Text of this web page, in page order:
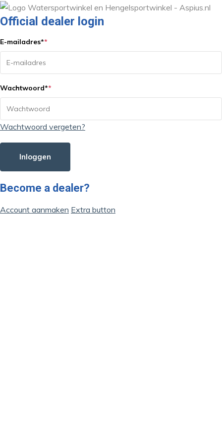
Official dealer login
E-mailadres**
Wachtwoord**
Wachtwoord vergeten?
Inloggen
Become a dealer?
Account aanmaken Extra button